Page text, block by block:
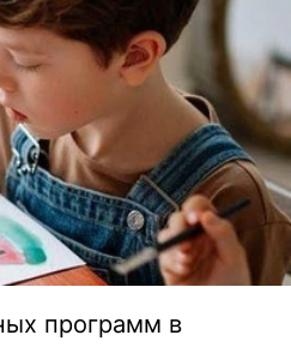
программ в